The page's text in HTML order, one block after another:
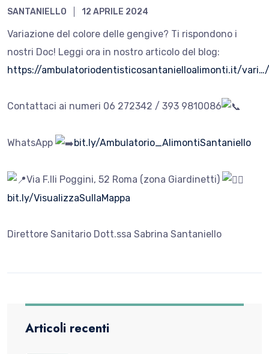
SANTANIELLO
12 APRILE 2024
Variazione del colore delle gengive? Ti rispondono i
nostri Doc! Leggi ora in nostro articolo del blog:
https://ambulatoriodentisticosantanielloalimonti.it/vari…/
Contattaci ai numeri 06 272342 / 393 9810086
WhatsApp bit.ly/Ambulatorio_AlimontiSantaniello
Via F.lli Poggini, 52 Roma (zona Giardinetti)
bit.ly/VisualizzaSullaMappa
Direttore Sanitario Dott.ssa Sabrina Santaniello
Articoli recenti